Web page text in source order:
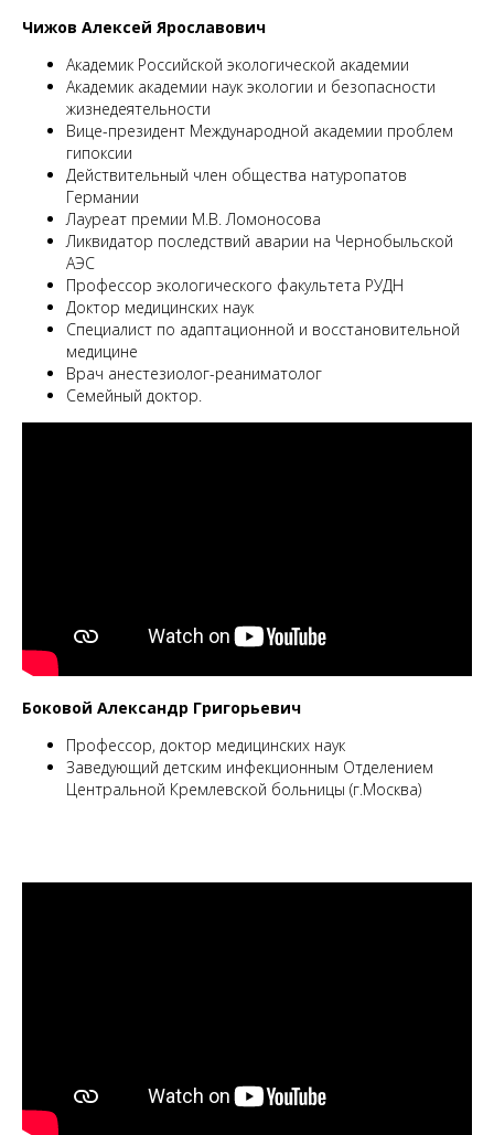
Чижов Алексей Ярославович
Академик Российской экологической академии
Академик академии наук экологии и безопасности
жизнедеятельности
Вице-президент Международной академии проблем
гипоксии
Действительный член общества натуропатов
Германии
Лауреат премии М.В. Ломоносова
Ликвидатор последствий аварии на Чернобыльской
АЭС
Профессор экологического факультета РУДН
Доктор медицинских наук
Специалист по адаптационной и восстановительной
медицине
Врач анестезиолог-реаниматолог
Семейный доктор.
Боковой Александр Григорьевич
Профессор, доктор медицинских наук
Заведующий детским инфекционным Отделением
Центральной Кремлевской больницы (г.Москва)